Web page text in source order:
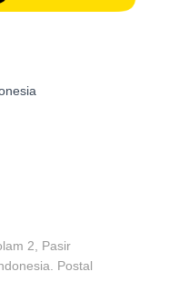
2, Pasir
Postal